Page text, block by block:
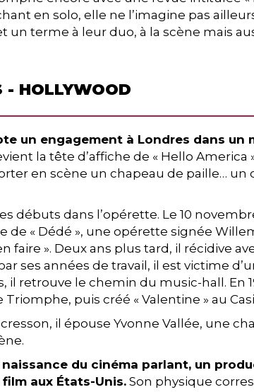
en solo, elle ne l’imagine pas
un terme à leur duo, à la scène mais
- HOLLYWOOD
un engagement à Londres dans un
la tête d’affiche de « Hello
en scène un chapeau de paille…
débuts dans l’opérette. Le 10
de « Dédé », une opérette signée
faire ». Deux ans plus tard, il récidive
ses années de travail, il est victime
il retrouve le chemin du music-hall. En
Triomphe, puis créé « Valentine » au
il épouse Yvonne Vallée, une
naissance du cinéma parlant, un
aux États-Unis. Son physique